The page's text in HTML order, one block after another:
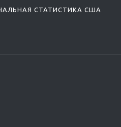
СТАТИСТИКА США